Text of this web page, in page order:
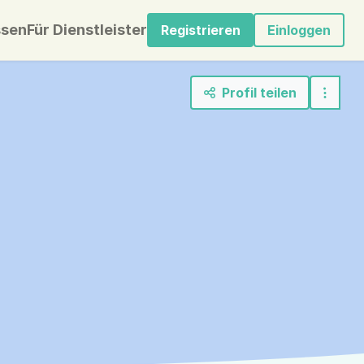
Für Dienstleister Registrieren Einloggen
Profil teilen